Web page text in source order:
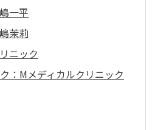
一平
茉莉
ニック
：Mメディカルクリニック